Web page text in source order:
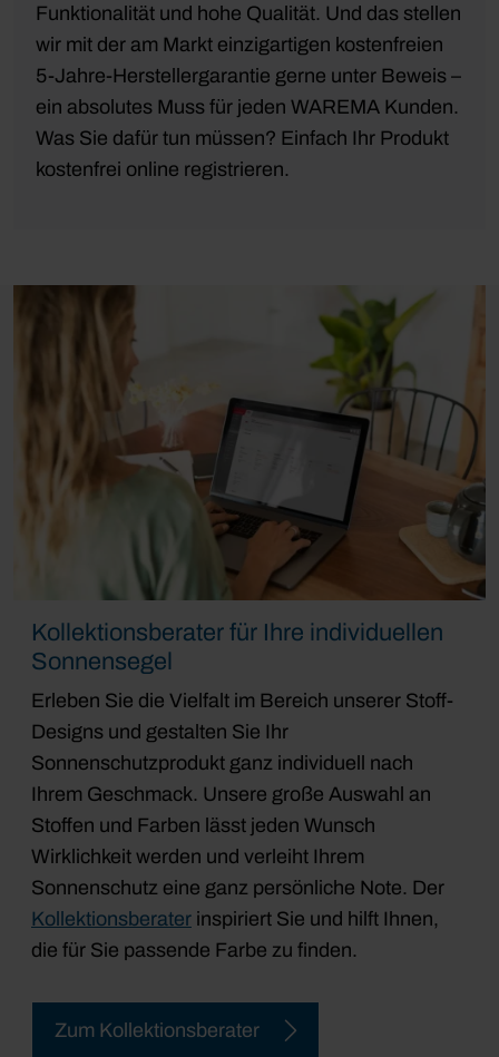
Funktionalität und hohe Qualität. Und das stellen
wir mit der am Markt einzigartigen kostenfreien
5-Jahre-Herstellergarantie gerne unter Beweis –
ein absolutes Muss für jeden WAREMA Kunden.
Was Sie dafür tun müssen? Einfach Ihr Produkt
kostenfrei online registrieren.
Kollektionsberater für Ihre individuellen
Sonnensegel
Erleben Sie die Vielfalt im Bereich unserer Stoff-
Designs und gestalten Sie Ihr
Sonnenschutzprodukt ganz individuell nach
Ihrem Geschmack. Unsere große Auswahl an
Stoffen und Farben lässt jeden Wunsch
Wirklichkeit werden und verleiht Ihrem
Sonnenschutz eine ganz persönliche Note. Der
Kollektionsberater inspiriert Sie und hilft Ihnen,
die für Sie passende Farbe zu finden.
Zum Kollektionsberater